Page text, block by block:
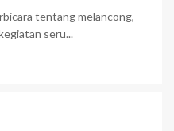
tentang melancong,
seru...